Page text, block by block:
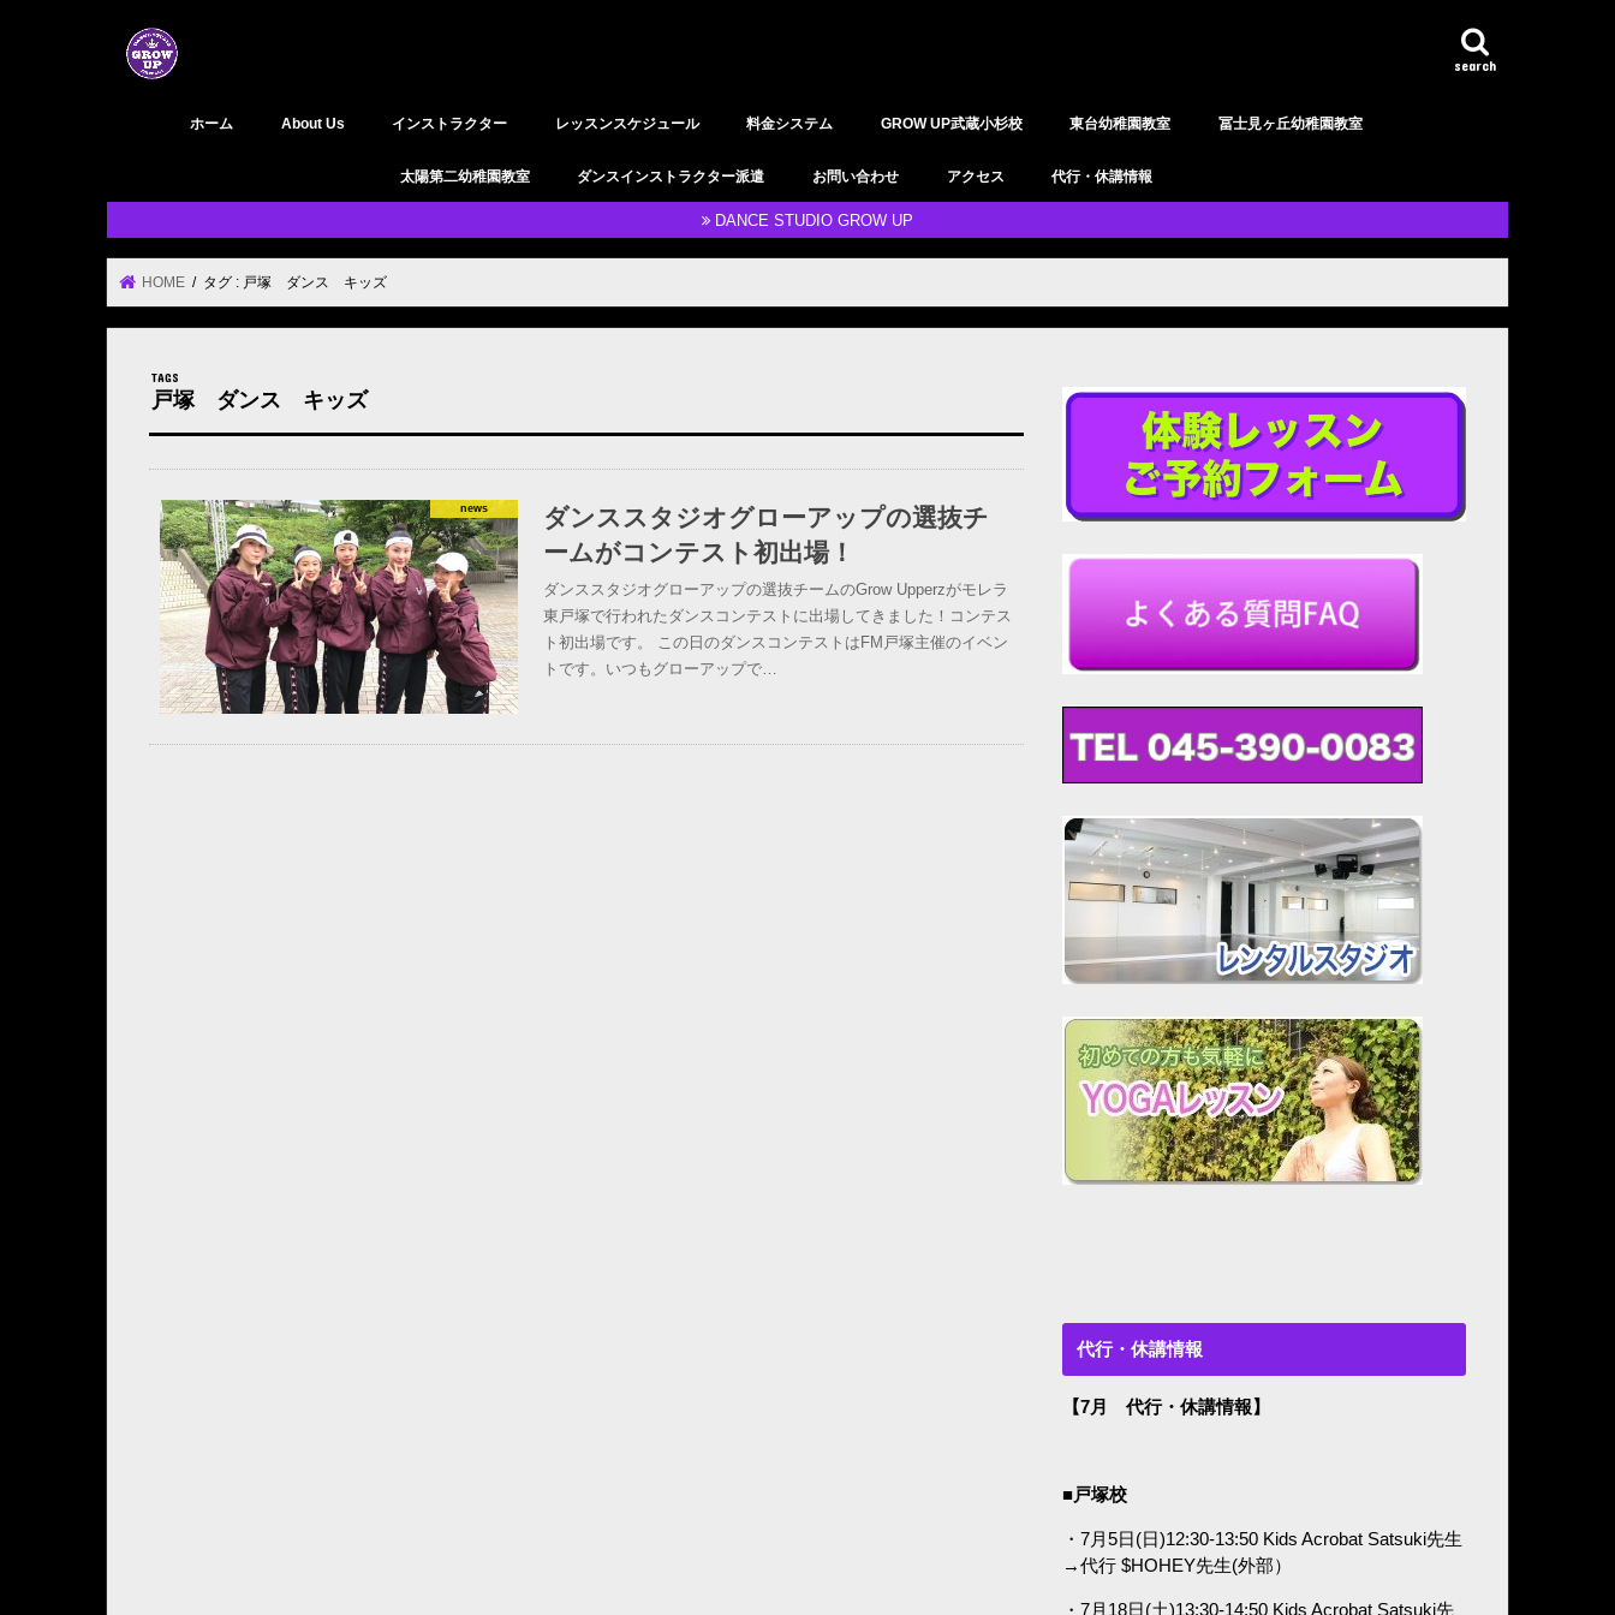
search
ホーム About Us
GROW UP 活動履歴
インストラクター レッスンスケジュール
YOGAレッスン
料金システム
レンタルスタジオ
GROW UP武蔵小杉校 東台幼稚園教室 冨士見ヶ丘幼稚園教室
太陽第二幼稚園教室 ダンスインストラクター派遣 お問い合わせ アクセス 代行・休講情報
DANCE STUDIO GROW UP
HOME タグ : 戸塚 ダンス キッズ
戸塚 ダンス キッズ
news
ダンススタジオグローアップの選抜チ
ームがコンテスト初出場！
ダンススタジオグローアップの選抜チームのGrow Upperzがモレラ
東戸塚で行われたダンスコンテストに出場してきました！コンテス
ト初出場です。 この日のダンスコンテストはFM戸塚主催のイベン
トです。いつもグローアップで…
代行・休講情報
【7月 代行・休講情報】
■戸塚校
・7月5日(日)12:30-13:50 Kids Acrobat Satsuki先生
→代行 $HOHEY先生(外部）
・7月18日(土)13:30-14:50 Kids Acrobat Satsuki先